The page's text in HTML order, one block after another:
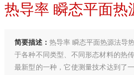
热导率 瞬态平面热
简要描述：热导率 瞬态平面热源法导
于各种不同类型、不同形态材料的热
最新型的一种，它使测量技术达到了